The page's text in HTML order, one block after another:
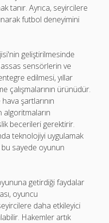
tanır. Ayrıca, seyircilere
futbol deneyimini
geliştirilmesinde
sensörlerin ve
edilmesi, yıllar
çalışmalarının ürünüdür.
şartlarının
algoritmaların
becerileri gerektirir.
teknolojiyi uygulamak
bu sayede oyunun
getirdiği faydalar
oyuncu
daha etkileyici
Hakemler artık